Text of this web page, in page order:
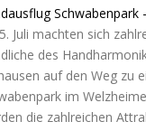
c
a
r
t
Schwabenpark
Juli machten sich
des
auf den Weg zu
im
die zahlreichen